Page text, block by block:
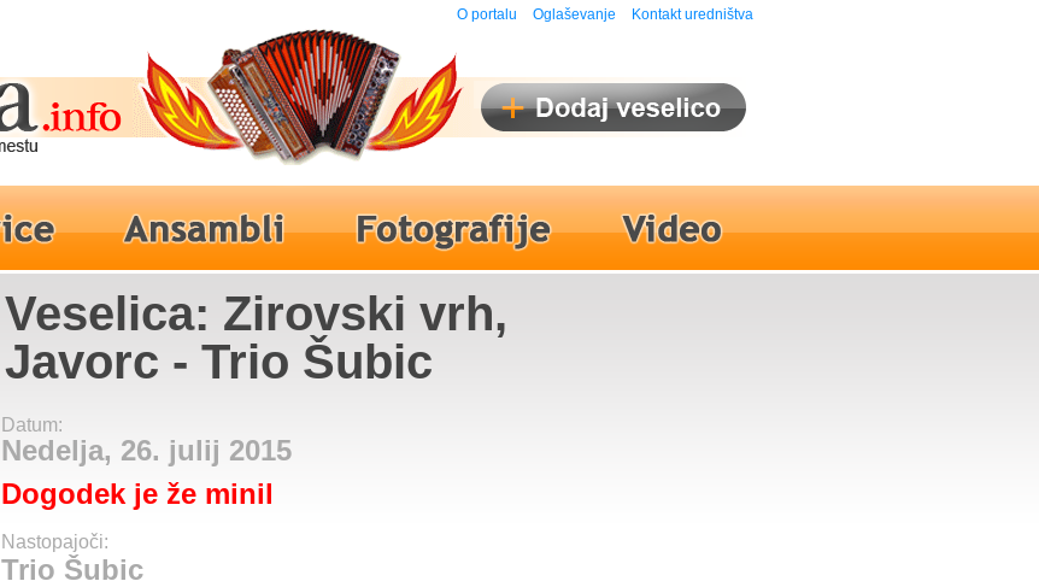
O portalu Oglaševanje Kontakt uredništva
Veselica: Zirovski vrh,
Javorc - Trio Šubic
Datum:
Nedelja, 26. julij 2015
Dogodek je že minil
Nastopajoči:
Trio Šubic